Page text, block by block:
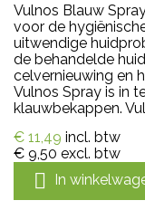
Vulnos Blauw
voor de
uitwendige
de behandelde
celvernieuwing en
Vulnos Spray is in
klauwbekappen.
€ 11,49 incl. btw
€ 9,50 excl. btw
 In